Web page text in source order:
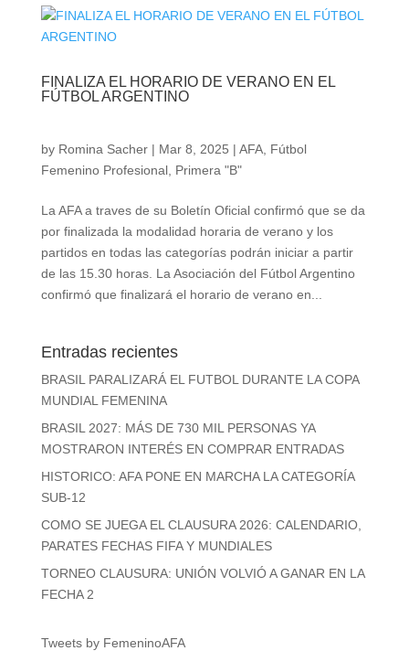
FINALIZA EL HORARIO DE VERANO EN EL
FÚTBOL ARGENTINO
by Romina Sacher| Mar 8, 2025 | AFA, Fútbol
Femenino Profesional, Primera "B"
La AFA a traves de su Boletín Oficial confirmó que se da
por finalizada la modalidad horaria de verano y los
partidos en todas las categorías podrán iniciar a partir
de las 15.30 horas. La Asociación del Fútbol Argentino
confirmó que finalizará el horario de verano en...
Entradas recientes
BRASIL PARALIZARÁ EL FUTBOL DURANTE LA COPA
MUNDIAL FEMENINA
BRASIL 2027: MÁS DE 730 MIL PERSONAS YA
MOSTRARON INTERÉS EN COMPRAR ENTRADAS
HISTORICO: AFA PONE EN MARCHA LA CATEGORÍA
SUB-12
COMO SE JUEGA EL CLAUSURA 2026: CALENDARIO,
PARATES FECHAS FIFA Y MUNDIALES
TORNEO CLAUSURA: UNIÓN VOLVIÓ A GANAR EN LA
FECHA 2
Tweets by FemeninoAFA